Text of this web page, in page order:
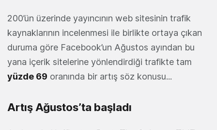
200’ün üzerinde yayıncının web sitesinin trafik
kaynaklarının incelenmesi ile birlikte ortaya çıkan
duruma göre Facebook’un Ağustos ayından bu
yana içerik sitelerine yönlendirdiği trafikte tam
yüzde 69 oranında bir artış söz konusu...
Artış Ağustos’ta başladı